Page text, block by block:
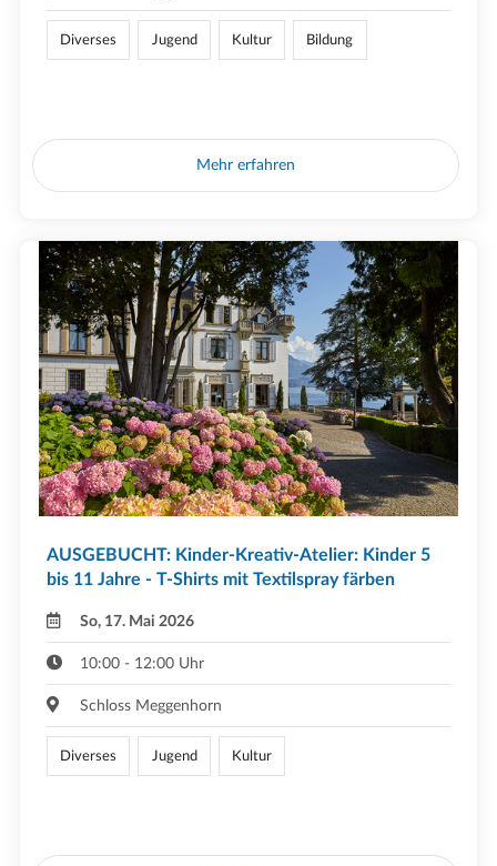
Diverses Jugend Kultur Bildung
Mehr erfahren
AUSGEBUCHT: Kinder-Kreativ-Atelier: Kinder 5
bis 11 Jahre - T-Shirts mit Textilspray färben
So, 17. Mai 2026
10:00 - 12:00 Uhr
Schloss Meggenhorn
Diverses Jugend Kultur